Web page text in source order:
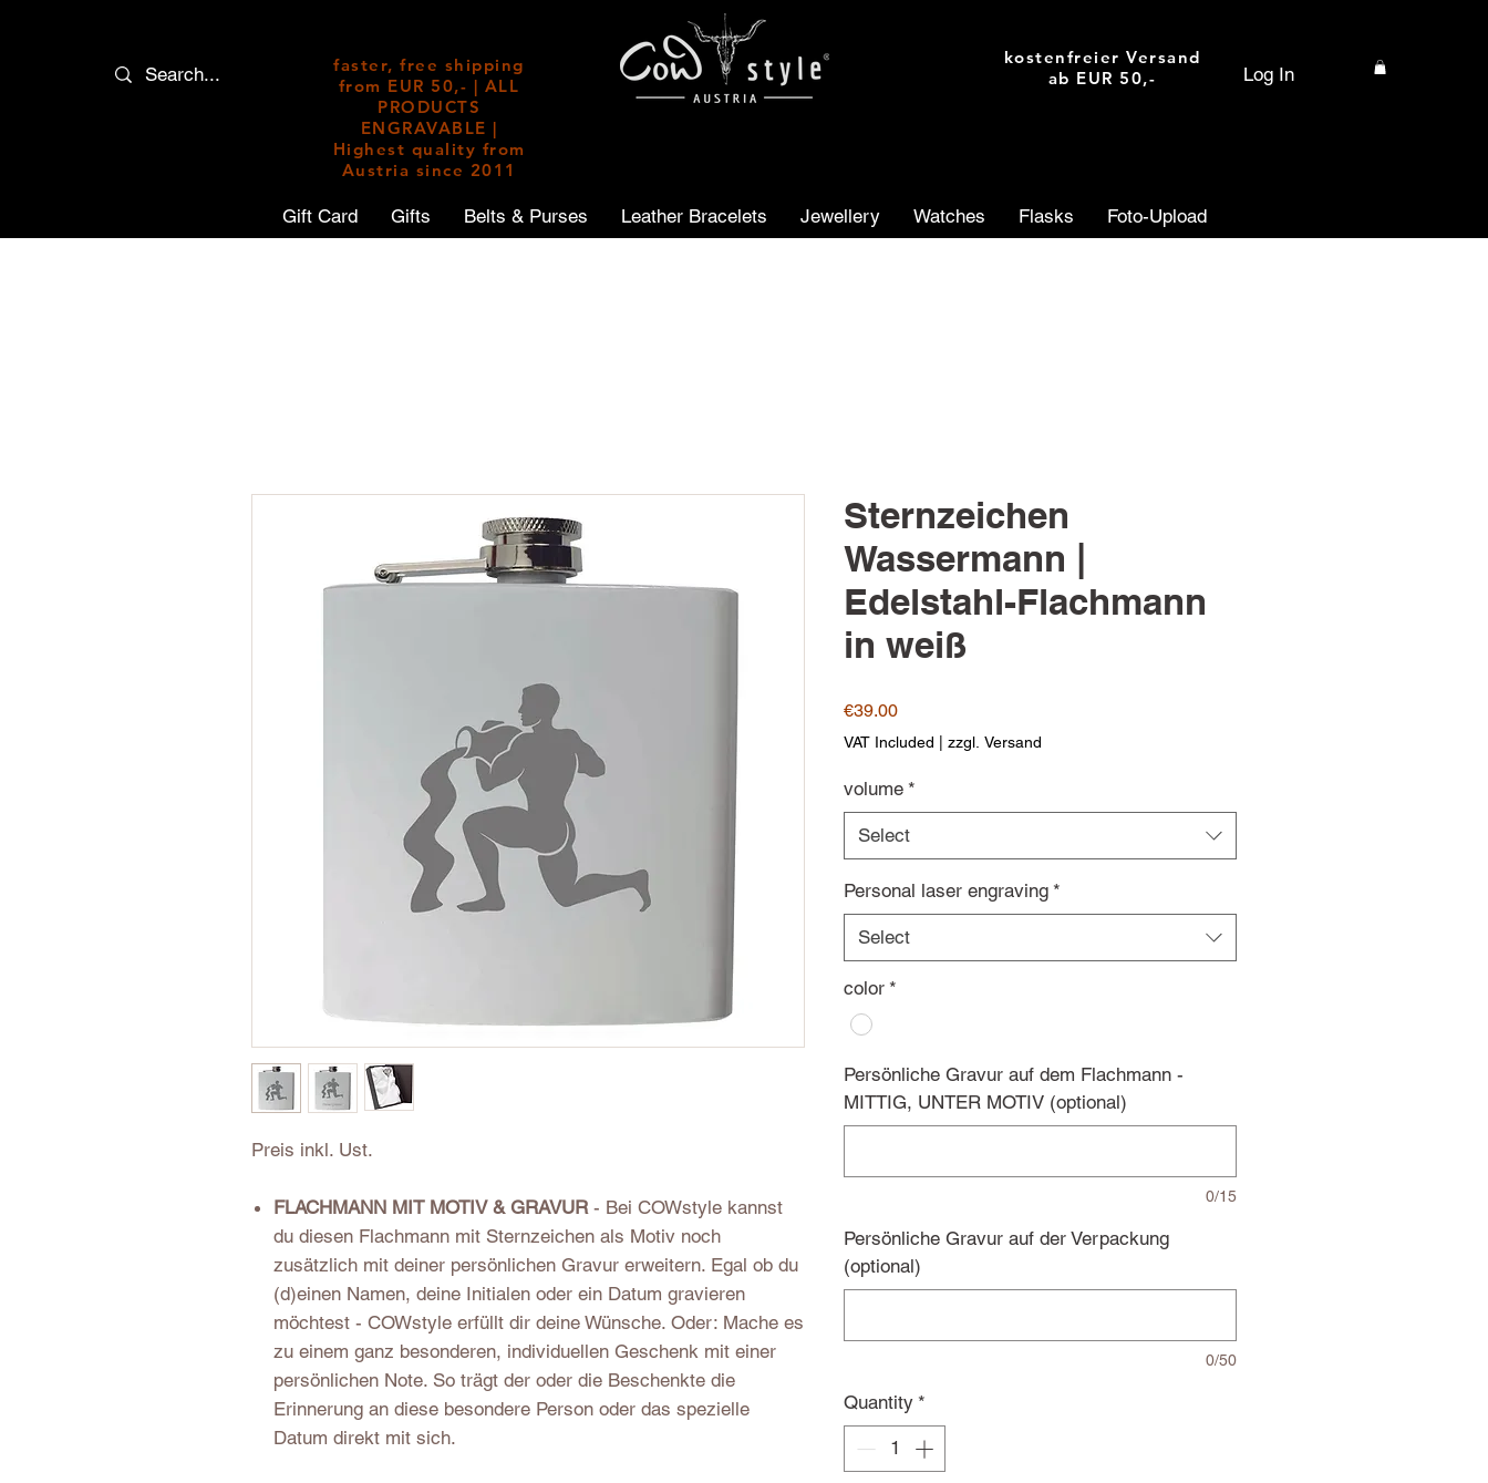
faster, free shipping
from EUR 50,- | ALL
PRODUCTS
ENGRAVABLE |
Highest quality from
Austria since 2011
kostenfreier Versand
ab EUR 50,-
Log In
Gift Card Gifts Belts & Purses Leather Bracelets Jewellery Watches Flasks Foto-Upload
Preis inkl. Ust.
FLACHMANN MIT MOTIV & GRAVUR- Bei COWstyle kannst
du diesen Flachmann mit Sternzeichen als Motiv noch
zusätzlich mit deiner persönlichen Gravur erweitern. Egal ob du
(d)einen Namen, deine Initialen oder ein Datum gravieren
möchtest - COWstyle erfüllt dir deine Wünsche. Oder: Mache es
zu einem ganz besonderen, individuellen Geschenk mit einer
persönlichen Note. So trägt der oder die Beschenkte die
Erinnerung an diese besondere Person oder das spezielle
Datum direkt mit sich.
Sternzeichen
Wassermann |
Edelstahl-Flachmann
in weiß
€39.00Price
VAT Included zzgl. Versand
volume *
Select
Personal laser engraving *
Select
color *
Persönliche Gravur auf dem Flachmann -
MITTIG, UNTER MOTIV (optional)
0/15
Persönliche Gravur auf der Verpackung
(optional)
0/50
Quantity *